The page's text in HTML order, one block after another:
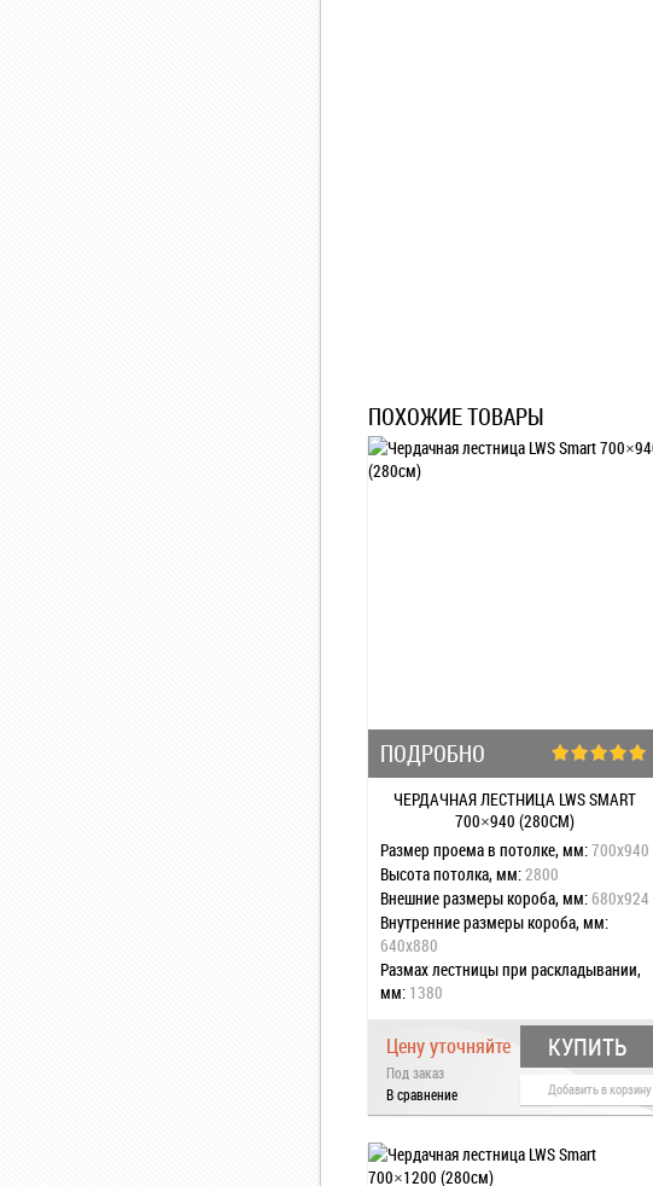
ПОХОЖИЕ ТОВАРЫ
ПОДРОБНО
ЧЕРДАЧНАЯ ЛЕСТНИЦА LWS SMART
700×940 (280СМ)
Размер проема в потолке, мм:700x940
Высота потолка, мм:2800
Внешние размеры короба, мм:680x924
Внутренние размеры короба, мм:
640x880
Размах лестницы при раскладывании,
мм: 1380
состоянии, мм:1200
Высота короба, мм:
140
Количество сегментов:
4
Наконечники на ножках:да
Утепленная крышка люка:да
Цену уточняйте
Под заказ
КУПИТЬ
В сравнение Добавить в корзину